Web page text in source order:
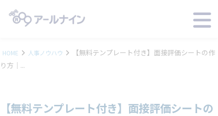
HOME 人事ノウハウ
【無料テンプレート付き】面接評価シートの作
り方｜...
【無料テンプレート付き】面接評価シートの